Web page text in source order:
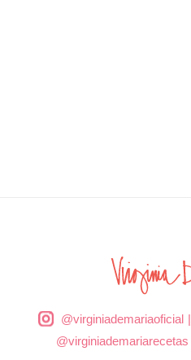
@virginiademariaoficial|
@virginiademariarecetas